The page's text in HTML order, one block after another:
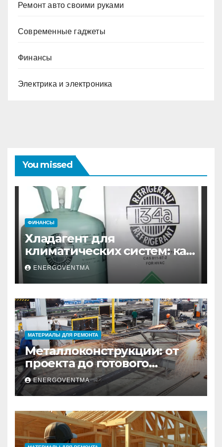
Ремонт авто своими руками
Современные гаджеты
Финансы
Электрика и электроника
You missed
ФИНАНСЫ
Хладагент для
климатических систем: как
выбрать и купить фреон в
Санкт-Петербурге
ENERGOVENTMA
МАТЕРИАЛЫ ДЛЯ РЕМОНТА
Металлоконструкции: от
проекта до готового
изделия – полный
практический гид
ENERGOVENTMA